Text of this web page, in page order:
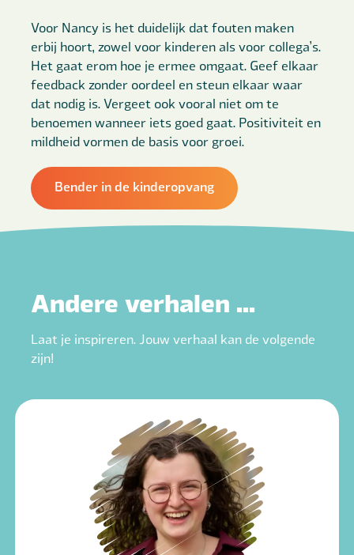
Voor Nancy is het duidelijk dat fouten maken
erbij hoort, zowel voor kinderen als voor collega’s.
Het gaat erom hoe je ermee omgaat. Geef elkaar
feedback zonder oordeel en steun elkaar waar
dat nodig is. Vergeet ook vooral niet om te
benoemen wanneer iets goed gaat. Positiviteit en
mildheid vormen de basis voor groei.
Bender in de kinderopvang
Andere verhalen ...
Laat je inspireren. Jouw verhaal kan de volgende
zijn!